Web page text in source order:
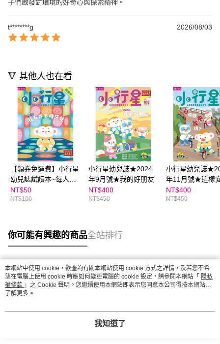
子們啟發對環境的好奇心與探索精神。
t********g 2026/08/03
🔻 其他人也在看
【領券免運費】小行星
幼兒誌試讀本~每人限
購一份
NT$50
NT$100
小行星幼兒誌★2024
年9月號★我的好朋友
NT$400
NT$450
小行星幼兒誌
年11月號★這樣
嗎？
NT$400
NT$450
你可能有興趣的商品全站排行
熱門標籤
本網站中使用 cookie，欲查詢有關本網站使用 cookie 方式之詳情，及若您不希
望在電腦上使用 cookie 時應如何變更電腦的 cookie 設定，請參閱本網站「 隱私
權條款 」之 Cookie 聲明。您繼續使用本網站即表示您同意本公司得按本網站使
用條款之 Cookie 聲明使用 cookie。
了解更多 >
我知道了